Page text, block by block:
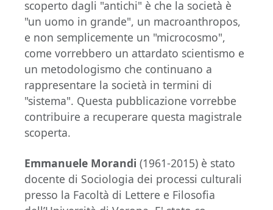
scoperto dagli "antichi" è che la società è
"un uomo in grande", un macroanthropos,
e non semplicemente un "microcosmo",
come vorrebbero un attardato scientismo e
un metodologismo che continuano a
rappresentare la società in termini di
"sistema". Questa pubblicazione vorrebbe
contribuire a recuperare questa magistrale
scoperta.
Emmanuele Morandi (1961-2015) è stato
docente di Sociologia dei processi culturali
presso la Facoltà di Lettere e Filosofia